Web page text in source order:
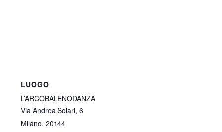
LUOGO
L’ARCOBALENODANZA
Via Andrea Solari, 6
Milano, 20144